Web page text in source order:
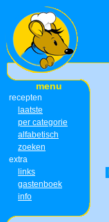
menu
recepten
laatste
per categorie
alfabetisch
zoeken
extra
links
gastenboek
info